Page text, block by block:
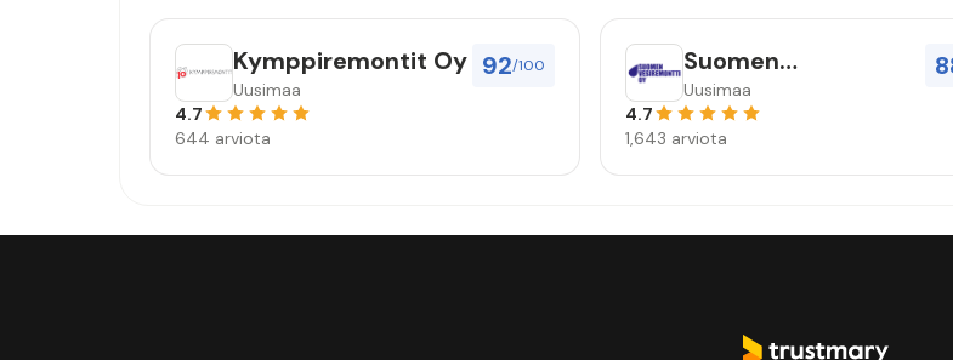
92/100
Kymppiremontit Oy
Uusimaa
4.7
644 arviota
Suomen
vesiremontti Oy
Uusimaa
4.7
1,643 arviota